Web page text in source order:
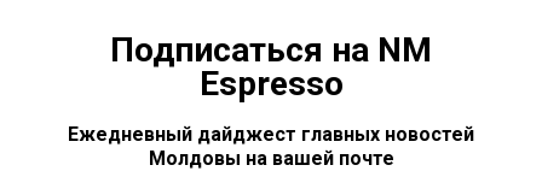
Подписаться на NM
Espresso
Ежедневный дайджест главных новостей
Молдовы на вашей почте